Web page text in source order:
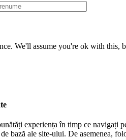
We'll assume you're ok with this,
experiența în timp ce navigați
bază ale site-ului. De asemenea,